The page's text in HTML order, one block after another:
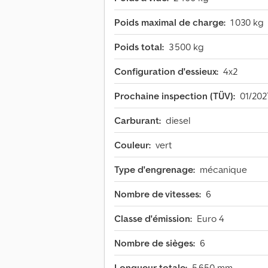
Poids maximal de charge: 1 030 kg
Poids total: 3 500 kg
Configuration d'essieux: 4x2
Prochaine inspection (TÜV): 01/
Carburant: diesel
Couleur: vert
Type d'engrenage: mécanique
Nombre de vitesses: 6
Classe d'émission: Euro 4
Nombre de sièges: 6